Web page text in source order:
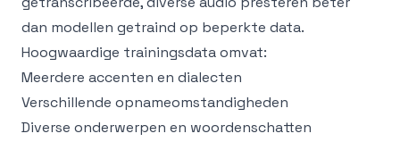
dan modellen getraind op beperkte data.
Hoogwaardige trainingsdata omvat:
Meerdere accenten en dialecten
Verschillende opnameomstandigheden
Diverse onderwerpen en woordenschatten